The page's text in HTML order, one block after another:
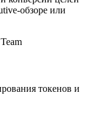
обзоре или
токенов и